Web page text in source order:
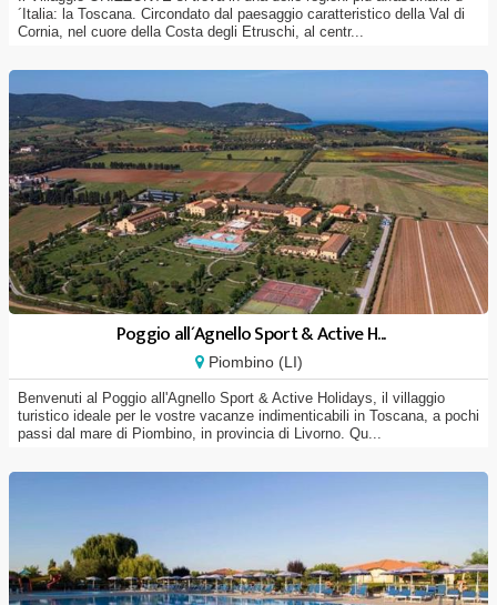
´Italia: la Toscana. Circondato dal paesaggio caratteristico della Val di
Cornia, nel cuore della Costa degli Etruschi, al centr...
Poggio all´Agnello Sport & Active H...
Piombino (LI)
Benvenuti al Poggio all'Agnello Sport & Active Holidays, il villaggio
turistico ideale per le vostre vacanze indimenticabili in Toscana, a pochi
passi dal mare di Piombino, in provincia di Livorno. Qu...